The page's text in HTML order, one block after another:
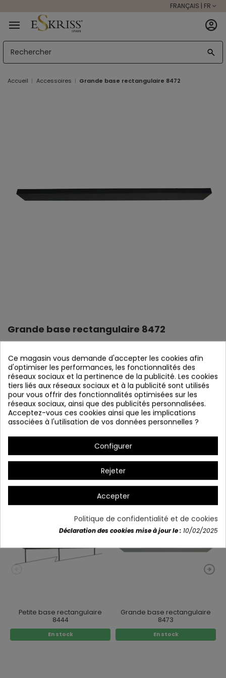
FRANÇAIS | FR
Accueil Accessoires Grande base rectangulaire 8472
Grande base rectangulaire 8472
En stock
Grande base rectangulaire
Acier chromé
100 x 4,5 x 2,5 centimètres
Détails du produit
Vous aimerez aussi
Petite base rectangulaire
8444
En stock
Grande base rectangulaire
8473
En stock
Ce magasin vous demande d'accepter les cookies afin
d'optimiser les performances, les fonctionnalités des
réseaux sociaux et la pertinence de la publicité. Les cookies
tiers liés aux réseaux sociaux et à la publicité sont utilisés
pour vous offrir des fonctionnalités optimisées sur les
réseaux sociaux, ainsi que des publicités personnalisées.
Acceptez-vous ces cookies ainsi que les implications
associées à l'utilisation de vos données personnelles ?
Configurer
Rejeter
Accepter
Politique de confidentialité et de cookies
Déclaration des cookies mise à jour le : 10/02/2025